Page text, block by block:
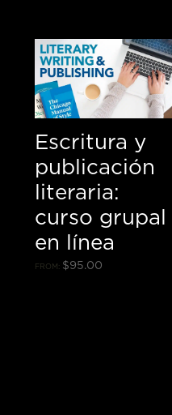
Escritura y
publicación
literaria:
curso grupal
en línea
FROM: $95.00